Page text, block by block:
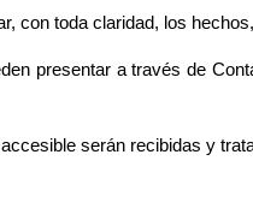
con toda claridad, los
presentar a través de
serán recibidas y